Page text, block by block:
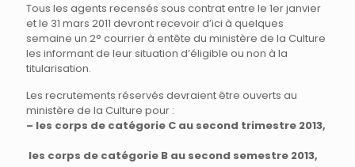
Tous les agents recensés sous contrat entre le 1er janvier
et le 31 mars 2011 devront recevoir d’ici à quelques
semaine un 2° courrier à entête du ministère de la Culture
les informant de leur situation d’éligible ou non à la
titularisation.
Les recrutements réservés devraient être ouverts au
ministère de la Culture pour :
– les corps de catégorie C au second trimestre 2013,
les corps de catégorie B au second semestre 2013,